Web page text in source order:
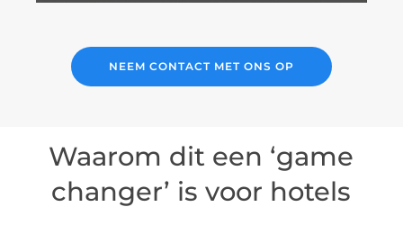
NEEM CONTACT MET ONS OP
Waarom dit een ‘game
changer’ is voor hotels